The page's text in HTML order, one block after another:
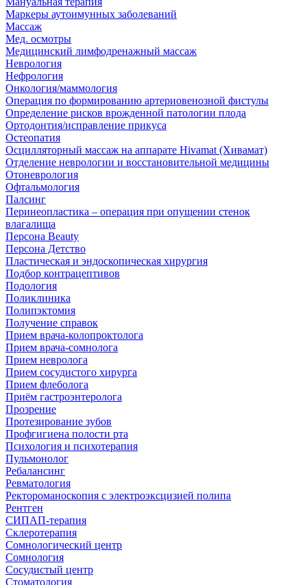
Маркеры аутоимунных заболеваний
Массаж
Мед. осмотры
Медицинский лимфодренажный массаж
Неврология
Нефрология
Онкология/маммология
Операция по формированию артериовенозной фистулы
Определение рисков врожденной патологии плода
Ортодонтия/исправление прикуса
Остеопатия
Осцилляторный массаж на аппарате Hivamat (Хивамат)
Отделение неврологии и восстановительной медицины
Отоневрология
Офтальмология
Палсинг
Перинеопластика – операция при опущении стенок
влагалища
Персона Beauty
Персона Детство
Пластическая и эндоскопическая хирургия
Подбор контрацептивов
Подология
Поликлиника
Полипэктомия
Получение справок
Прием врача-колопроктолога
Прием врача-сомнолога
Прием невролога
Прием сосудистого хирурга
Прием флеболога
Приём гастроэнтеролога
Прозрение
Протезирование зубов
Профгигиена полости рта
Психология и психотерапия
Пульмонолог
Ребалансинг
Ревматология
Ректороманоскопия с электроэксцизией полипа
Рентген
СИПАП-терапия
Склеротерапия
Сомнологический центр
Сомнология
Сосудистый центр
Стоматология